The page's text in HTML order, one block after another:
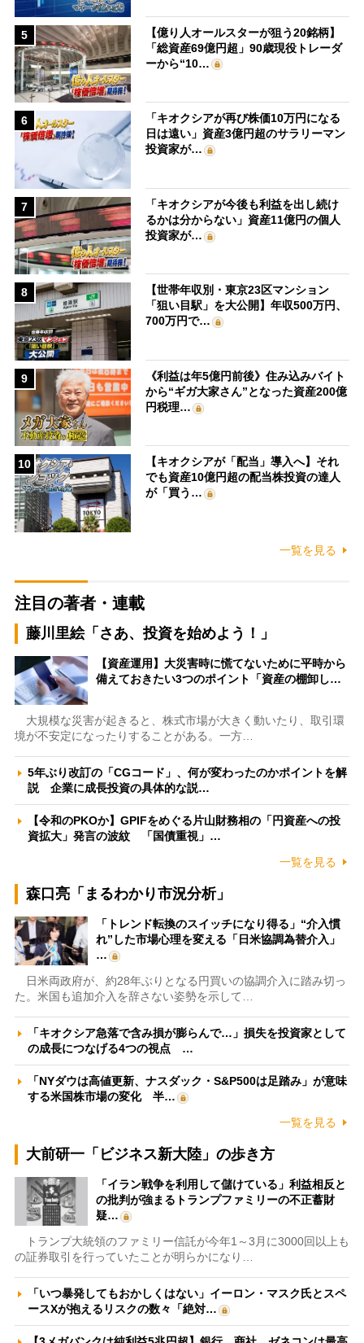
5
【億り人オールスターが狙う20銘柄】
「総資産69億円超」90歳現役トレーダ
ーから“10…
6
「キオクシアが再び株価10万円になる
日は遠い」資産3億円超のサラリーマン
投資家が…
7
「キオクシアが今後も利益を出し続け
るかは分からない」資産11億円の個人
投資家が…
8
【世帯年収別・東京23区マンション
「狙い目駅」を大公開】年収500万円、
700万円で…
9
《利益は年5億円前後》住み込みバイト
から“ギガ大家さん”となった資産200億
円税理…
10
【キオクシアが「配当」導入へ】それ
でも資産10億円超の配当株投資の達人
が「買う…
一覧を見る
注目の著者・連載
藤川里絵「さあ、投資を始めよう！」
【資産運用】大災害時に慌てないために平時から
備えておきたい3つのポイント「資産の棚卸し…
大規模な災害が起きると、株式市場が大きく動いたり、取引環
境が不安定になったりすることがある。一方…
5年ぶり改訂の「CGコード」、何が変わったのかポイントを解
説 企業に成長投資の具体的な説…
【令和のPKOか】GPIFをめぐる片山財務相の「円資産への投
資拡大」発言の波紋 「国債重視」…
一覧を見る
森口亮「まるわかり市況分析」
「トレンド転換のスイッチになり得る」“介入慣
れ”した市場心理を変える「日米協調為替介入」
…
日米両政府が、約28年ぶりとなる円買いの協調介入に踏み切っ
た。米国も追加介入を辞さない姿勢を示して…
「キオクシア急落で含み損が膨らんで…」損失を投資家として
の成長につなげる4つの視点 …
「NYダウは高値更新、ナスダック・S&P500は足踏み」が意味
する米国株市場の変化 半…
一覧を見る
大前研一「ビジネス新大陸」の歩き方
「イラン戦争を利用して儲けている」利益相反と
の批判が強まるトランプファミリーの不正蓄財
疑…
トランプ大統領のファミリー信託が今年1～3月に3000回以上も
の証券取引を行っていたことが明らかになり…
「いつ暴発してもおかしくはない」イーロン・マスク氏とスペ
ースXが抱えるリスクの数々「絶対…